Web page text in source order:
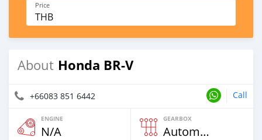
Price
THB
About Honda BR-V
+66083 851 6442 Call
ENGINE
N/A
GEARBOX
Automatic